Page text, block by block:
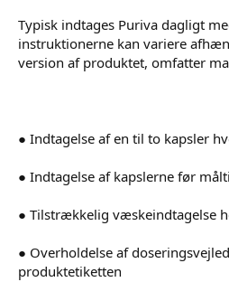
Typisk indtages Puriva dagligt
instruktionerne kan variere
version af produktet, omfatter
● Indtagelse af en til to kapsler
● Indtagelse af kapslerne før
● Tilstrækkelig væskeindtagelse
● Overholdelse af
produktetiketten